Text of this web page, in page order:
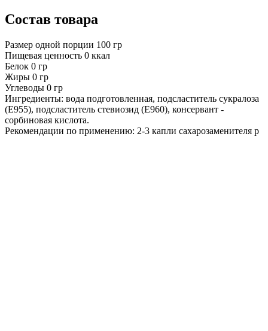
Состав товара
Размер одной порции 100 гр
Пищевая ценность 0 ккал
Белок 0 гр
Жиры 0 гр
Углеводы 0 гр
Ингредиенты: вода подготовленная, подсластитель сукралоза
(Е955), подсластитель стевиозид (Е960), консервант -
сорбиновая кислота.
Рекомендации по применению: 2-3 капли сахарозаменителя р